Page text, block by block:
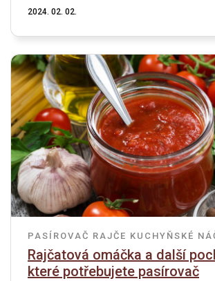
2024. 02. 02.
PASÍROVAČ RAJČE KUCHYŇSKÉ
Rajčatová omáčka a další
které potřebujete pasírovač